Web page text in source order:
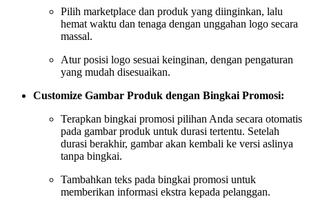
Pilih marketplace dan produk yang diinginkan, lalu
hemat waktu dan tenaga dengan unggahan logo secara
massal.
Atur posisi logo sesuai keinginan, dengan pengaturan
yang mudah disesuaikan.
Customize Gambar Produk dengan Bingkai Promosi:
Terapkan bingkai promosi pilihan Anda secara otomatis
pada gambar produk untuk durasi tertentu. Setelah
durasi berakhir, gambar akan kembali ke versi aslinya
tanpa bingkai.
Tambahkan teks pada bingkai promosi untuk
memberikan informasi ekstra kepada pelanggan.